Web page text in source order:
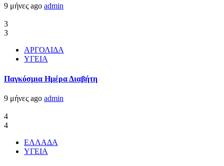
9 μήνες ago admin
3
3
ΑΡΓΟΛΙΔΑ
ΥΓΕΙΑ
Παγκόσμια Ημέρα Διαβήτη
9 μήνες ago admin
4
4
ΕΛΛΑΔΑ
ΥΓΕΙΑ